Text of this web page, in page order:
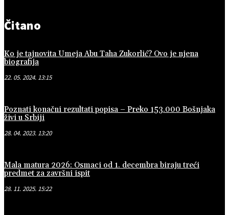
Čitano
Ko je tajnovita Umeja Abu Taha Zukorlić? Ovo je njena
biografija
22. 05. 2024. 13:15
Poznati konačni rezultati popisa – Preko 153.000 Bošnjaka
živi u Srbiji
28. 04. 2023. 13:20
Mala matura 2026: Osmaci od 1. decembra biraju treći
predmet za završni ispit
28. 11. 2025. 15:22